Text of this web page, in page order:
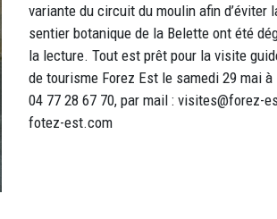
variante du circuit du moulin afin d’éviter
sentier botanique de la Belette ont été
la lecture. Tout est prêt pour la visite
de tourisme Forez Est le samedi 29 mai
04 77 28 67 70, par mail :
fotez-est.com